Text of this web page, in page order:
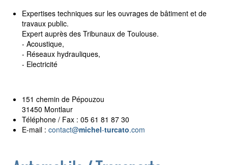
Expertises techniques sur les ouvrages de bâtiment et de
travaux public.
Expert auprès des Tribunaux de Toulouse.
- Acoustique,
- Réseaux hydrauliques,
- Electricité
151 chemin de Pépouzou
31450 Montlaur
Téléphone / Fax : 05 61 81 87 30
E-mail : contact@michel-turcato.com